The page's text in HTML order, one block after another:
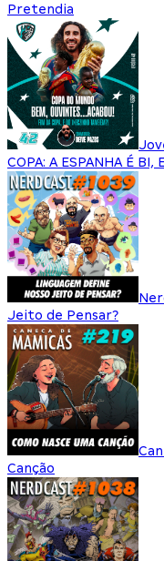
Pretendia
COPA: A ESPANHA É BI,
Jeito de Pensar?
Canção